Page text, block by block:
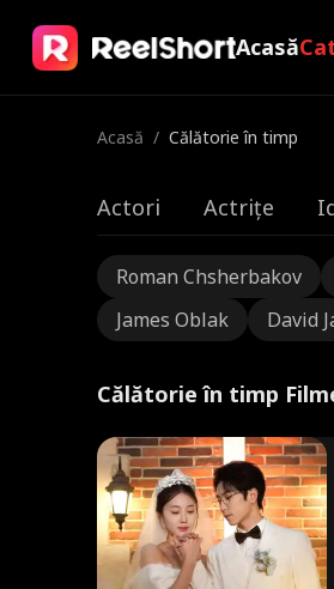
Acasă
Acasă / Călătorie în timp
Actori Actrițe
Roman Chsherbakov
James Oblak
David
Călătorie în timp